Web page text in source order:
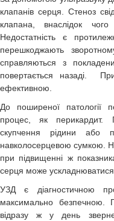
клапанів серця. Стеноз
клапана, внаслідок
Недостатність є
перешкоджають
справляються з
повертається назаді.
ефективною.
До поширеної патології
процес, як перикардит.
скупчення рідини або
навколосерцевою сумкою.
при підвищенні ж
серця може
УЗД є діагностичною
максимально безпечною.
відразу ж у день